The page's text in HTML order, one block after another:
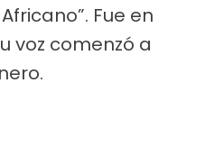
Fue en
voz comenzó a